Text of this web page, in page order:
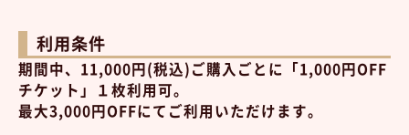
利用条件
期間中、11,000円(税込)ご購入ごとに「1,000円OFF
チケット」１枚利用可。
最大3,000円OFFにてご利用いただけます。